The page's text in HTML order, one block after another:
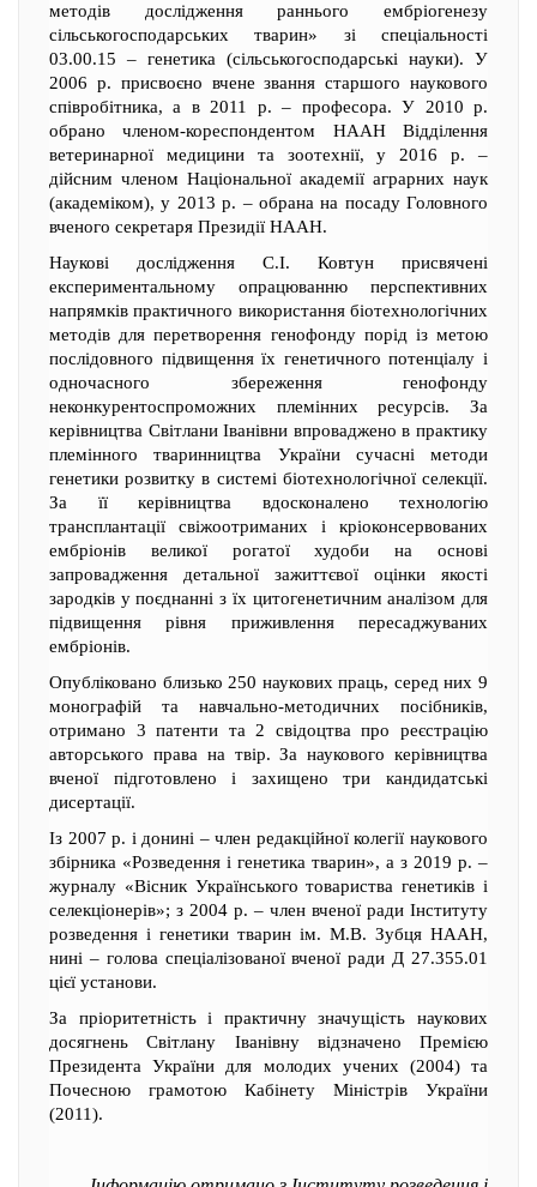
методів дослідження раннього ембріогенезу
сільськогосподарських тварин» зі спеціальності
03.00.15 – генетика (сільськогосподарські науки). У
2006 р. присвоєно вчене звання старшого наукового
співробітника, а в 2011 р. – професора. У 2010 р.
обрано членом-кореспондентом НААН Відділення
ветеринарної медицини та зоотехнії, у 2016 р. –
дійсним членом Національної академії аграрних наук
(академіком), у 2013 р. – обрана на посаду Головного
вченого секретаря Президії НААН.
Наукові дослідження С.І. Ковтун присвячені
експериментальному опрацюванню перспективних
напрямків практичного використання біотехнологічних
методів для перетворення генофонду порід із метою
послідовного підвищення їх генетичного потенціалу і
одночасного збереження генофонду
неконкурентоспроможних племінних ресурсів. За
керівництва Світлани Іванівни впроваджено в практику
племінного тваринництва України сучасні методи
генетики розвитку в системі біотехнологічної селекції.
За її керівництва вдосконалено технологію
трансплантації свіжоотриманих і кріоконсервованих
ембріонів великої рогатої худоби на основі
запровадження детальної зажиттєвої оцінки якості
зародків у поєднанні з їх цитогенетичним аналізом для
підвищення рівня приживлення пересаджуваних
ембріонів.
Опубліковано близько 250 наукових праць, серед них 9
монографій та навчально-методичних посібників,
отримано 3 патенти та 2 свідоцтва про реєстрацію
авторського права на твір. За наукового керівництва
вченої підготовлено і захищено три кандидатські
дисертації.
Із 2007 р. і донині – член редакційної колегії наукового
збірника «Розведення і генетика тварин», а з 2019 р. –
журналу «Вісник Українського товариства генетиків і
селекціонерів»; з 2004 р. – член вченої ради Інституту
розведення і генетики тварин ім. М.В. Зубця НААН,
нині – голова спеціалізованої вченої ради Д 27.355.01
цієї установи.
За пріоритетність і практичну значущість наукових
досягнень Світлану Іванівну відзначено Премією
Президента України для молодих учених (2004) та
Почесною грамотою Кабінету Міністрів України
(2011).